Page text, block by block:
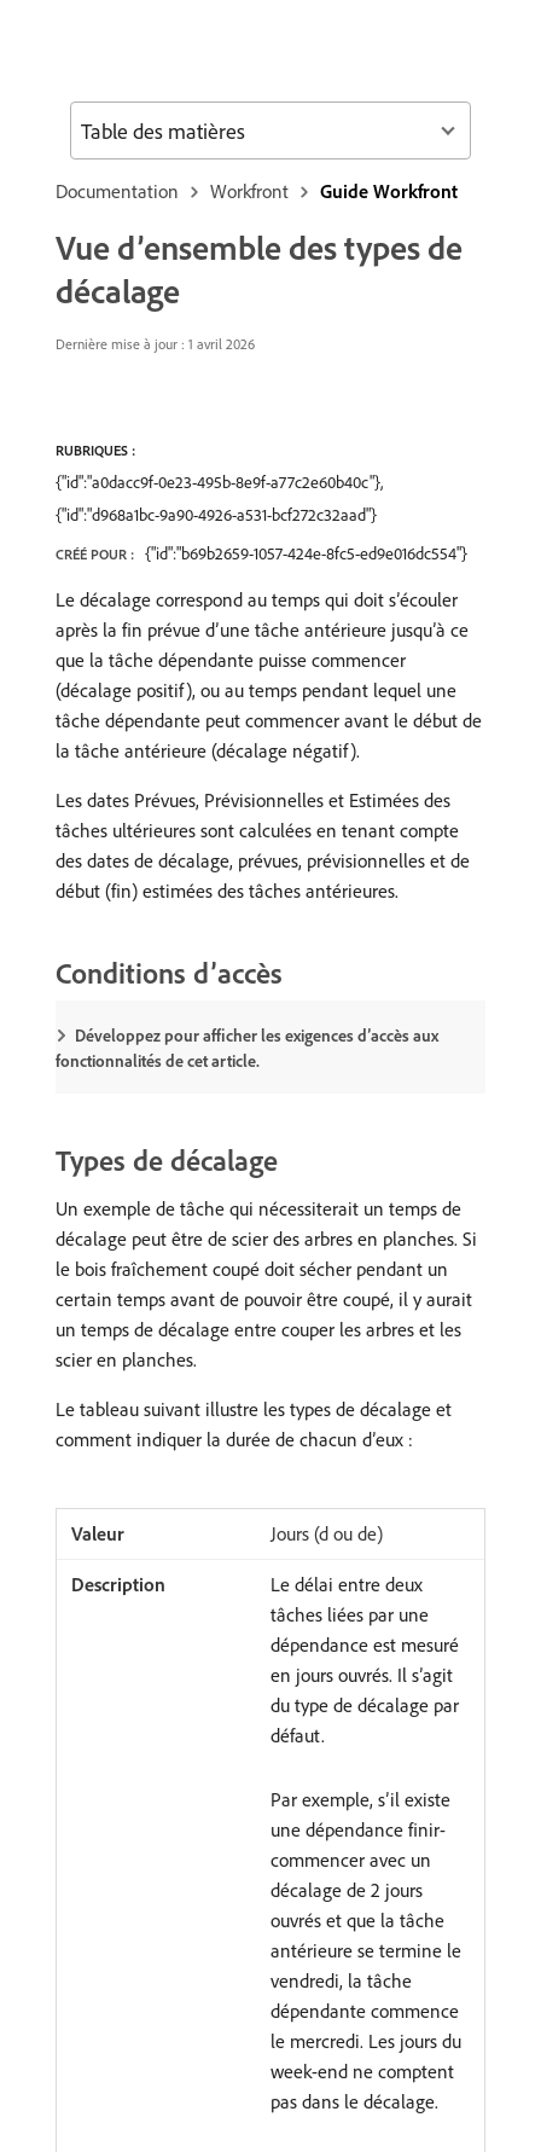
Documentation Workfront Guide Workfront
Vue d’ensemble des types de
décalage
Dernière mise à jour : 1 avril 2026
RUBRIQUES :
{"id":"a0dacc9f-0e23-495b-8e9f-a77c2e60b40c"},
{"id":"d968a1bc-9a90-4926-a531-bcf272c32aad"}
CRÉÉ POUR : {"id":"b69b2659-1057-424e-8fc5-ed9e016dc554"}
Le décalage correspond au temps qui doit s’écouler
après la fin prévue d’une tâche antérieure jusqu’à ce
que la tâche dépendante puisse commencer
(décalage positif), ou au temps pendant lequel une
tâche dépendante peut commencer avant le début de
la tâche antérieure (décalage négatif).
Les dates Prévues, Prévisionnelles et Estimées des
tâches ultérieures sont calculées en tenant compte
des dates de décalage, prévues, prévisionnelles et de
début (fin) estimées des tâches antérieures.
Conditions d’accès
Développez pour afficher les exigences d’accès aux
fonctionnalités de cet article.
Types de décalage
Un exemple de tâche qui nécessiterait un temps de
décalage peut être de scier des arbres en planches. Si
le bois fraîchement coupé doit sécher pendant un
certain temps avant de pouvoir être coupé, il y aurait
un temps de décalage entre couper les arbres et les
scier en planches.
Le tableau suivant illustre les types de décalage et
comment indiquer la durée de chacun d’eux :
Jours (d ou de)
Le délai entre deux
tâches liées par une
dépendance est mesuré
en jours ouvrés. Il s’agit
du type de décalage par
défaut.
Par exemple, s’il existe
une dépendance finir-
commencer avec un
décalage de 2 jours
ouvrés et que la tâche
antérieure se termine le
vendredi, la tâche
dépendante commence
le mercredi. Les jours du
week-end ne comptent
pas dans le décalage.
Table des matières